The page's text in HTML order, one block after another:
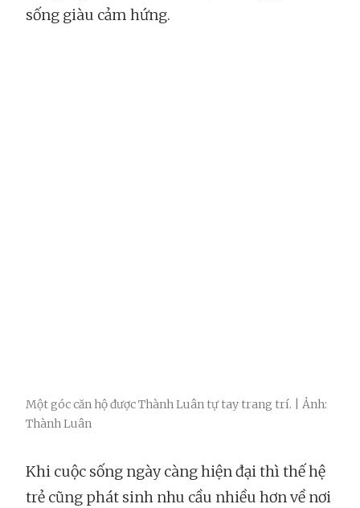
sống giàu cảm hứng.
Một góc căn hộ được Thành Luân tự tay trang trí. | Ảnh:
Thành Luân
Khi cuộc sống ngày càng hiện đại thì thế hệ
trẻ cũng phát sinh nhu cầu nhiều hơn về nơi